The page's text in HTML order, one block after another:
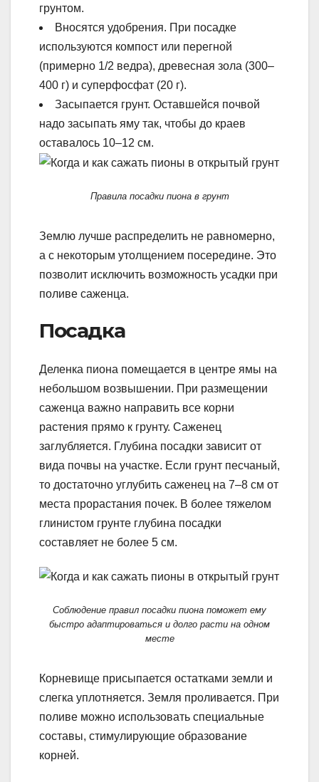
грунтом.
Вносятся удобрения. При посадке
используются компост или перегной
(примерно 1/2 ведра), древесная зола (300–
400 г) и суперфосфат (20 г).
Засыпается грунт. Оставшейся почвой
надо засыпать яму так, чтобы до краев
оставалось 10–12 см.
Правила посадки пиона в грунт
Землю лучше распределить не равномерно,
а с некоторым утолщением посередине. Это
позволит исключить возможность усадки при
поливе саженца.
Посадка
Деленка пиона помещается в центре ямы на
небольшом возвышении. При размещении
саженца важно направить все корни
растения прямо к грунту. Саженец
заглубляется. Глубина посадки зависит от
вида почвы на участке. Если грунт песчаный,
то достаточно углубить саженец на 7–8 см от
места прорастания почек. В более тяжелом
глинистом грунте глубина посадки
составляет не более 5 см.
Соблюдение правил посадки пиона поможет ему
быстро адаптироваться и долго расти на одном
месте
Корневище присыпается остатками земли и
слегка уплотняется. Земля проливается. При
поливе можно использовать специальные
составы, стимулирующие образование
корней.